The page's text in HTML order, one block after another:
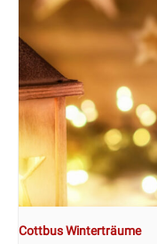
Cottbus Winterträume